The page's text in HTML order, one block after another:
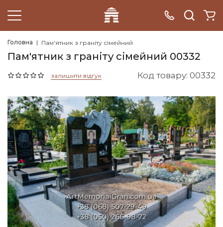
Головна Пам'ятник з граніту сімейний
Пам'ятник з граніту сімейний 00332
залишити відгук Код товару: 00332